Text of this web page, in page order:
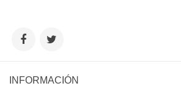
INFORMACIÓN